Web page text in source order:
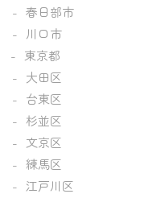
春日部市
川口市
東京都
大田区
台東区
杉並区
文京区
練馬区
江戸川区